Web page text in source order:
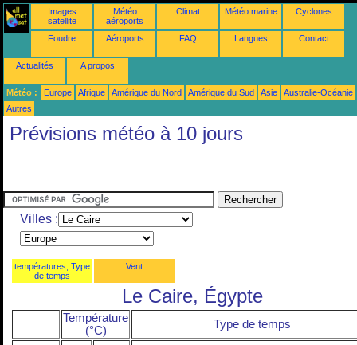
Images
satellite
Météo
aéroports
Climat Météo marine Cyclones
Foudre Aéroports FAQ Langues Contact
Actualités A propos
Météo : Europe Afrique Amérique du Nord Amérique du Sud Asie
Australie-Océanie
Autres
Prévisions météo à 10 jours
Villes :
températures, Type
de temps
Vent
Le Caire, Égypte
Température
(°C)
Type de temps